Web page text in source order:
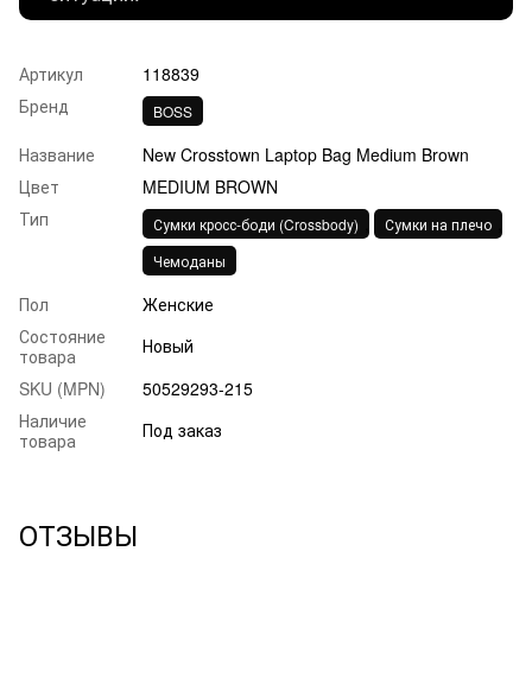
Артикул
118839
Бренд
BOSS
Название
New Crosstown Laptop Bag Medium Brown
Цвет
MEDIUM BROWN
Тип
Сумки кросс-боди (Crossbody) Сумки на плечо
Чемоданы
Пол
Женские
Состояние
товара
Новый
SKU (MPN)
50529293-215
Наличие
товара
Под заказ
ОТЗЫВЫ